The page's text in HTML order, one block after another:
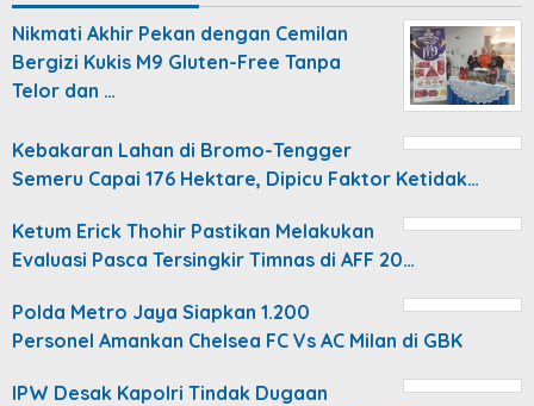
Nikmati Akhir Pekan dengan Cemilan
Bergizi Kukis M9 Gluten-Free Tanpa
Telor dan …
Kebakaran Lahan di Bromo-Tengger
Semeru Capai 176 Hektare, Dipicu Faktor Ketidak…
Ketum Erick Thohir Pastikan Melakukan
Evaluasi Pasca Tersingkir Timnas di AFF 20…
Polda Metro Jaya Siapkan 1.200
Personel Amankan Chelsea FC Vs AC Milan di GBK
IPW Desak Kapolri Tindak Dugaan